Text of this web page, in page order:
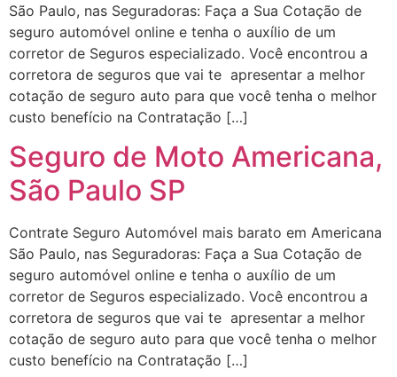
São Paulo, nas Seguradoras: Faça a Sua Cotação de
seguro automóvel online e tenha o auxílio de um
corretor de Seguros especializado. Você encontrou a
corretora de seguros que vai te apresentar a melhor
cotação de seguro auto para que você tenha o melhor
custo benefício na Contratação […]
Seguro de Moto Americana,
São Paulo SP
Contrate Seguro Automóvel mais barato em Americana
São Paulo, nas Seguradoras: Faça a Sua Cotação de
seguro automóvel online e tenha o auxílio de um
corretor de Seguros especializado. Você encontrou a
corretora de seguros que vai te apresentar a melhor
cotação de seguro auto para que você tenha o melhor
custo benefício na Contratação […]